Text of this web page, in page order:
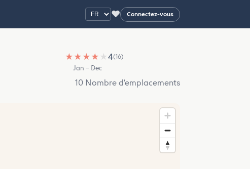
♥ Connectez-vous
★ ★ ★ ★ ★4(16)
Jan – Dec
10 Nombre d’emplacements